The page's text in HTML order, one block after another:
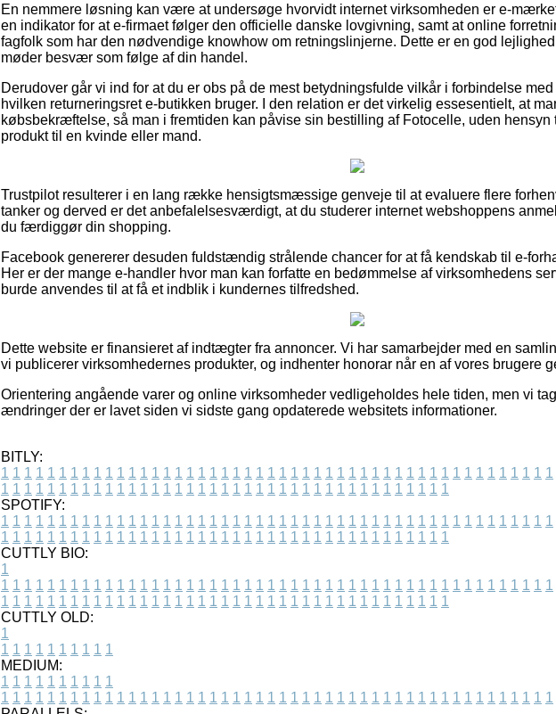
En nemmere løsning kan være at undersøge hvorvidt internet virksomheden er e-
en indikator for at e-firmaet følger den officielle danske lovgivning, samt at online
fagfolk som har den nødvendige knowhow om retningslinjerne. Dette er en god
møder besvær som følge af din handel.
Derudover går vi ind for at du er obs på de mest betydningsfulde vilkår i forbindelse
hvilken returneringsret e-butikken bruger. I den relation er det virkelig essesentielt, at
købsbekræftelse, så man i fremtiden kan påvise sin bestilling af Fotocelle, uden hensyn
produkt til en kvinde eller mand.
Trustpilot resulterer i en lang række hensigtsmæssige genveje til at evaluere flere
tanker og derved er det anbefalelsesværdigt, at du studerer internet webshoppens
du færdiggør din shopping.
Facebook genererer desuden fuldstændig strålende chancer for at få kendskab til e-
Her er der mange e-handler hvor man kan forfatte en bedømmelse af virksomhedens
burde anvendes til at få et indblik i kundernes tilfredshed.
Dette website er finansieret af indtægter fra annoncer. Vi har samarbejder med en
vi publicerer virksomhedernes produkter, og indhenter honorar når en af vores brugere
Orientering angående varer og online virksomheder vedligeholdes hele tiden, men vi
ændringer der er lavet siden vi sidste gang opdaterede websitets informationer.
BITLY:
1 1 1 1 1 1 1 1 1 1 1 1 1 1 1 1 1 1 1 1 1 1 1 1 1 1 1 1 1 1 1 1 1 1 1 1 1 1 1 1 1 1 1 1 1 1 1 1
1 1 1 1 1 1 1 1 1 1 1 1 1 1 1 1 1 1 1 1 1 1 1 1 1 1 1 1 1 1 1 1 1 1 1 1 1 1 1
SPOTIFY:
1 1 1 1 1 1 1 1 1 1 1 1 1 1 1 1 1 1 1 1 1 1 1 1 1 1 1 1 1 1 1 1 1 1 1 1 1 1 1 1 1 1 1 1 1 1 1 1
1 1 1 1 1 1 1 1 1 1 1 1 1 1 1 1 1 1 1 1 1 1 1 1 1 1 1 1 1 1 1 1 1 1 1 1 1 1 1
CUTTLY BIO:
1
1 1 1 1 1 1 1 1 1 1 1 1 1 1 1 1 1 1 1 1 1 1 1 1 1 1 1 1 1 1 1 1 1 1 1 1 1 1 1 1 1 1 1 1 1 1 1 1
1 1 1 1 1 1 1 1 1 1 1 1 1 1 1 1 1 1 1 1 1 1 1 1 1 1 1 1 1 1 1 1 1 1 1 1 1 1 1
CUTTLY OLD:
1
1 1 1 1 1 1 1 1 1 1
MEDIUM:
1 1 1 1 1 1 1 1 1 1
1 1 1 1 1 1 1 1 1 1 1 1 1 1 1 1 1 1 1 1 1 1 1 1 1 1 1 1 1 1 1 1 1 1 1 1 1 1 1 1 1 1 1 1 1 1 1 1